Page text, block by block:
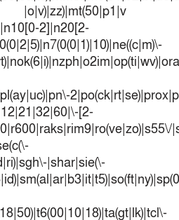
2]|n20[2-
[2-
|shar|sie(\-